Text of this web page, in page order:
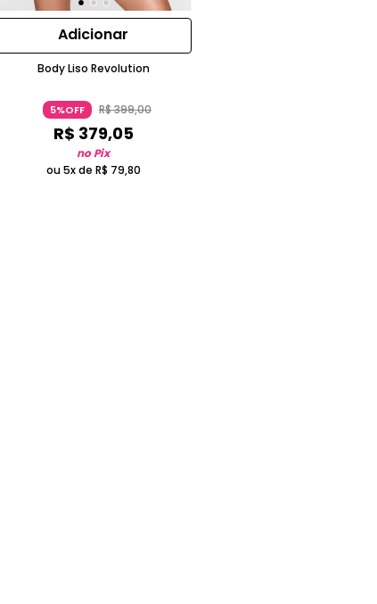
Adicionar
Body Liso Revolution
5%OFF R$399,00
R$ 379,05
no Pix
ou 5x de R$ 79,80